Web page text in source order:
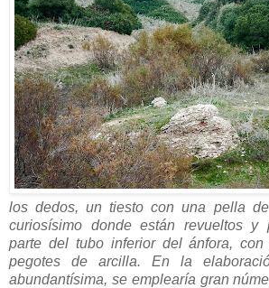
los dedos, un tiesto con una pella
curiosísimo donde están revueltos y
parte del tubo inferior del ánfora, con
pegotes de arcilla. En la
abundantísima, se emplearía gran